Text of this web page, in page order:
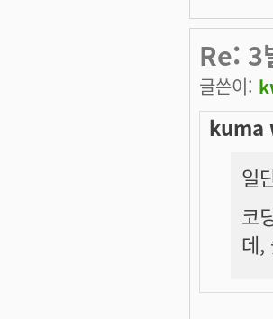
Re: 3
글쓴이:
kuma
일
코
데,